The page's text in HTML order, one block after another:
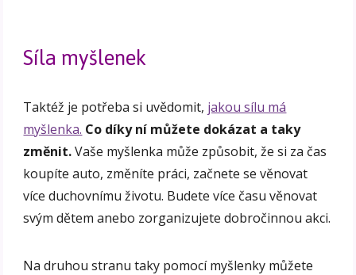
Síla myšlenek
Taktéž je potřeba si uvědomit, jakou sílu má
myšlenka. Co díky ní můžete dokázat a taky
změnit.Vaše myšlenka může způsobit, že si za čas
koupíte auto, změníte práci, začnete se věnovat
více duchovnímu životu. Budete více času věnovat
svým dětem anebo zorganizujete dobročinnou akci.
Na druhou stranu taky pomocí myšlenky můžete